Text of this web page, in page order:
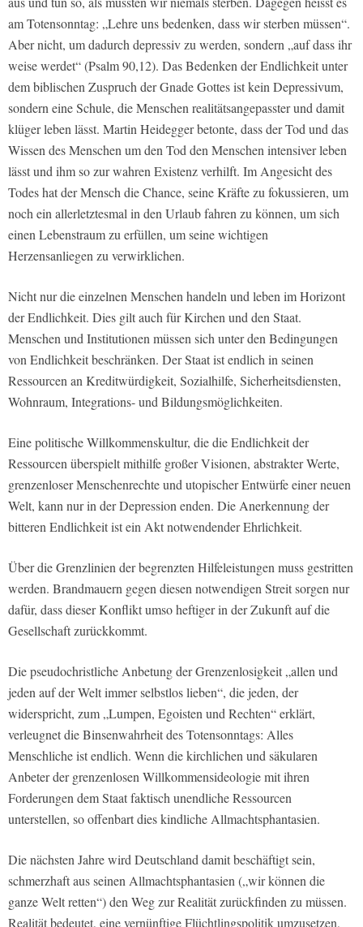
am Totensonntag: „Lehre uns bedenken, dass wir sterben müssen“.
Aber nicht, um dadurch depressiv zu werden, sondern „auf dass ihr
weise werdet“ (Psalm 90,12). Das Bedenken der Endlichkeit unter
dem biblischen Zuspruch der Gnade Gottes ist kein Depressivum,
sondern eine Schule, die Menschen realitätsangepasster und damit
klüger leben lässt. Martin Heidegger betonte, dass der Tod und das
Wissen des Menschen um den Tod den Menschen intensiver leben
lässt und ihm so zur wahren Existenz verhilft. Im Angesicht des
Todes hat der Mensch die Chance, seine Kräfte zu fokussieren, um
noch ein allerletztesmal in den Urlaub fahren zu können, um sich
einen Lebenstraum zu erfüllen, um seine wichtigen
Herzensanliegen zu verwirklichen.
Nicht nur die einzelnen Menschen handeln und leben im Horizont
der Endlichkeit. Dies gilt auch für Kirchen und den Staat.
Menschen und Institutionen müssen sich unter den Bedingungen
von Endlichkeit beschränken. Der Staat ist endlich in seinen
Ressourcen an Kreditwürdigkeit, Sozialhilfe, Sicherheitsdiensten,
Wohnraum, Integrations- und Bildungsmöglichkeiten.
Eine politische Willkommenskultur, die die Endlichkeit der
Ressourcen überspielt mithilfe großer Visionen, abstrakter Werte,
grenzenloser Menschenrechte und utopischer Entwürfe einer neuen
Welt, kann nur in der Depression enden. Die Anerkennung der
bitteren Endlichkeit ist ein Akt notwendender Ehrlichkeit.
Über die Grenzlinien der begrenzten Hilfeleistungen muss gestritten
werden. Brandmauern gegen diesen notwendigen Streit sorgen nur
dafür, dass dieser Konflikt umso heftiger in der Zukunft auf die
Gesellschaft zurückkommt.
Die pseudochristliche Anbetung der Grenzenlosigkeit „allen und
jeden auf der Welt immer selbstlos lieben“, die jeden, der
widerspricht, zum „Lumpen, Egoisten und Rechten“ erklärt,
verleugnet die Binsenwahrheit des Totensonntags: Alles
Menschliche ist endlich. Wenn die kirchlichen und säkularen
Anbeter der grenzenlosen Willkommensideologie mit ihren
Forderungen dem Staat faktisch unendliche Ressourcen
unterstellen, so offenbart dies kindliche Allmachtsphantasien.
Die nächsten Jahre wird Deutschland damit beschäftigt sein,
schmerzhaft aus seinen Allmachtsphantasien („wir können die
ganze Welt retten“) den Weg zur Realität zurückfinden zu müssen.
Realität bedeutet, eine vernünftige Flüchtlingspolitik umzusetzen,